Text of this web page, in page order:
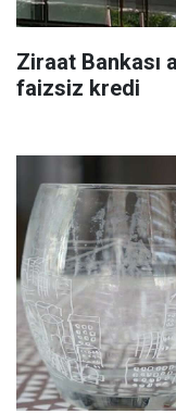
Ziraat Bankası
faizsiz kredi